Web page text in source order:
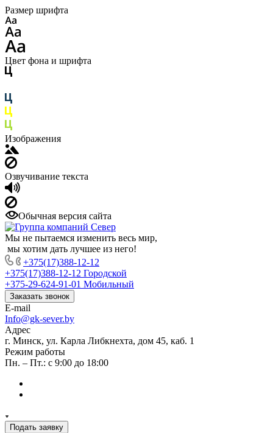
Размер шрифта
Цвет фона и шрифта
Изображения
Озвучивание текста
Обычная версия сайта
Мы не пытаемся изменить весь мир,
мы хотим дать лучшее из него!
+375(17)388-12-12
+375(17)388-12-12 Городской
+375-29-624-91-01 Мобильный
Заказать звонок
E-mail
Info@gk-sever.by
Адрес
г. Минск, ул. Карла Либкнехта, дом 45, каб. 1
Режим работы
Пн. – Пт.: с 9:00 до 18:00
Подать заявку